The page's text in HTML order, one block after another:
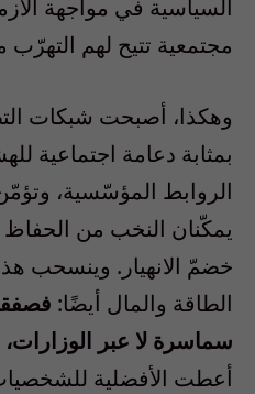
السياسية في مواجهة
مجتمعية تتيح لهم التهرّب
وهكذا، أصبحت شبكات
بمثابة دعامة اجتماعية
الروابط المؤسّسية، وتؤمّن
يمكّنان النخب من
خضمّ الانهيار. وينسحب
الطاقة والمال أيضًا:
سماسرة لا عبر الوزارات،
أعطت الأفضلية